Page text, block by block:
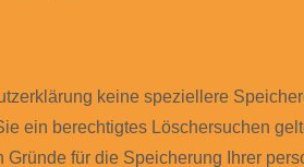
keine speziellere
ein berechtigtes Löschersuchen
für die Speicherung Ihrer